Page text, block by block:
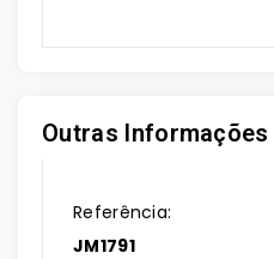
Outras Informações
Referência:
JM1791